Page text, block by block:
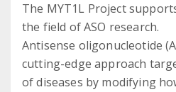
The MYT1L Project
the field of ASO research.
Antisense oligonucleotide
cutting-edge approach
of diseases by modifying